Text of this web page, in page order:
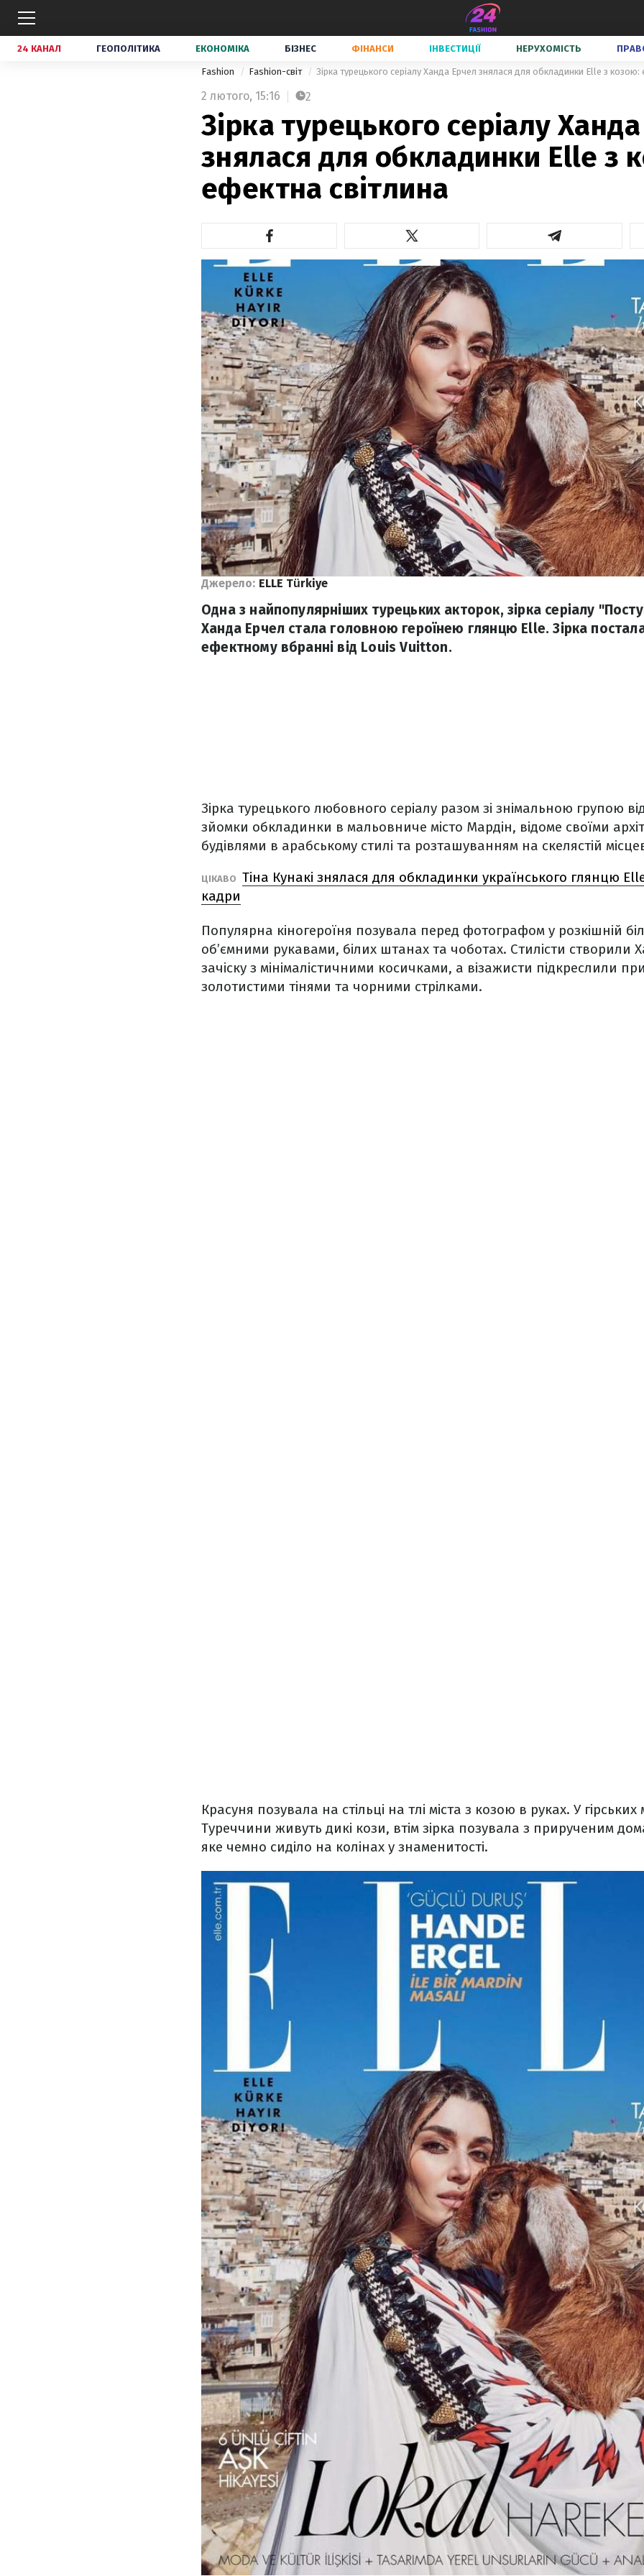
24 КАНАЛ ГЕОПОЛІТИКА ЕКОНОМІКА БІЗНЕС ФІНАНСИ ІНВЕСТИЦІЇ НЕРУХОМІСТЬ
Fashion Fashion-світ Зірка турецького серіалу Ханда Ерчел знялася для обкладинки Elle з козою:
2 лютого, 15:16 2
Зірка турецького серіалу
знялася для обкладинки Elle з
ефектна світлина
Джерело: ELLE Türkiye
Одна з найпопулярніших турецьких акторок, зірка серіалу
Ханда Ерчел стала головною героїнею глянцю Elle. Зірка
ефектному вбранні від Louis Vuitton.
Зірка турецького любовного серіалу разом зі знімальною групою
зйомки обкладинки в мальовниче місто Мардін, відоме своїми
будівлями в арабському стилі та розташуванням на скелястій
ЦІКАВО Тіна Кунакі знялася для обкладинки українського глянцю
кадри
Популярна кіногероїня позувала перед фотографом у розкішній
об’ємними рукавами, білих штанах та чоботах. Стилісти створили
зачіску з мінімалістичними косичками, а візажисти підкреслили
золотистими тінями та чорними стрілками.
Красуня позувала на стільці на тлі міста з козою в руках. У гірських
Туреччини живуть дикі кози, втім зірка позувала з прирученим
яке чемно сиділо на колінах у знаменитості.